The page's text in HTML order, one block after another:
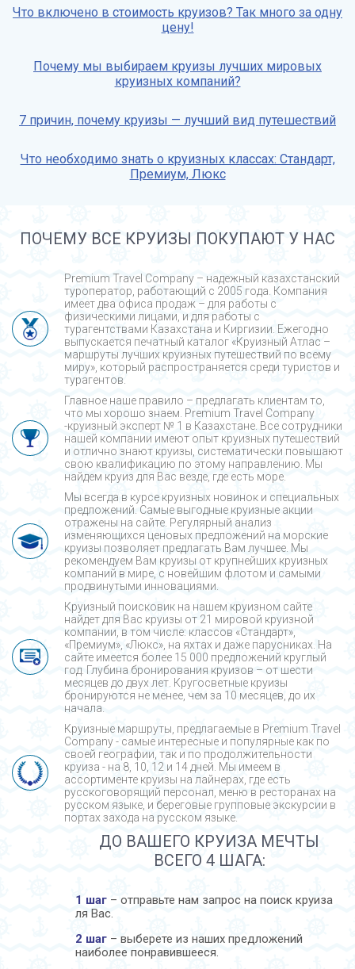
Что включено в стоимость круизов? Так много за одну
цену!
Почему мы выбираем круизы лучших мировых
круизных компаний?
7 причин, почему круизы — лучший вид путешествий
Что необходимо знать о круизных классах: Стандарт,
Премиум, Люкс
ПОЧЕМУ ВСЕ КРУИЗЫ ПОКУПАЮТ У НАС
Premium Travel Company – надежный казахстанский
туроператор, работающий с 2005 года. Компания
имеет два офиса продаж – для работы с
физическими лицами, и для работы с
турагентствами Казахстана и Киргизии. Ежегодно
выпускается печатный каталог «Круизный Атлас –
маршруты лучших круизных путешествий по всему
миру», который распространяется среди туристов и
турагентов.
Главное наше правило – предлагать клиентам то,
что мы хорошо знаем. Premium Travel Company
-круизный эксперт № 1 в Казахстане. Все сотрудники
нашей компании имеют опыт круизных путешествий
и отлично знают круизы, систематически повышают
свою квалификацию по этому направлению. Мы
найдем круиз для Вас везде, где есть море.
Мы всегда в курсе круизных новинок и специальных
предложений. Самые выгодные круизные акции
отражены на сайте. Регулярный анализ
изменяющихся ценовых предложений на морские
круизы позволяет предлагать Вам лучшее. Мы
рекомендуем Вам круизы от крупнейших круизных
компаний в мире, с новейшим флотом и самыми
продвинутыми инновациями.
Круизный поисковик на нашем круизном сайте
найдет для Вас круизы от 21 мировой круизной
компании, в том числе: классов «Стандарт»,
«Премиум», «Люкс», на яхтах и даже парусниках. На
сайте имеется более 15 000 предложений круглый
год. Глубина бронирования круизов – от шести
месяцев до двух лет. Кругосветные круизы
бронируются не менее, чем за 10 месяцев, до их
начала.
Круизные маршруты, предлагаемые в Premium Travel
Company - cамые интересные и популярные как по
своей географии, так и по продолжительности
круиза - на 8, 10, 12 и 14 дней. Мы имеем в
ассортименте круизы на лайнерах, где есть
русскоговорящий персонал, меню в ресторанах на
русском языке, и береговые групповые экскурсии в
портах захода на русском языке.
ДО ВАШЕГО КРУИЗА МЕЧТЫ
ВСЕГО 4 ШАГА:
1 шаг – отправьте нам запрос на поиск круиза
ля Вас.
2 шаг – выберете из наших предложений
наиболее понравившееся.